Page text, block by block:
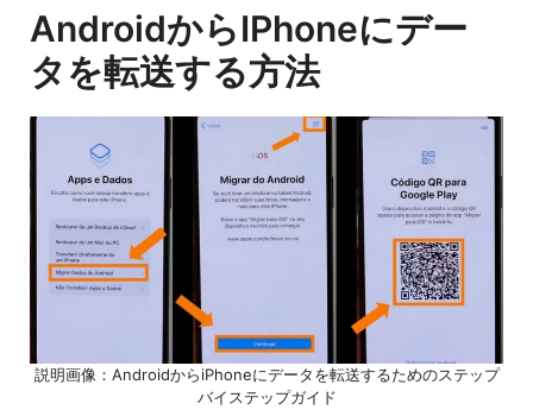
AndroidからiPhoneにデー
タを転送する方法
説明画像：AndroidからiPhoneにデータを転送するためのステップ
バイステップガイド